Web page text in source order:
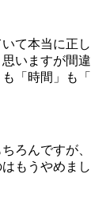
て本当に正
いますが間
「時間」も
ろんですが
もうやめまし